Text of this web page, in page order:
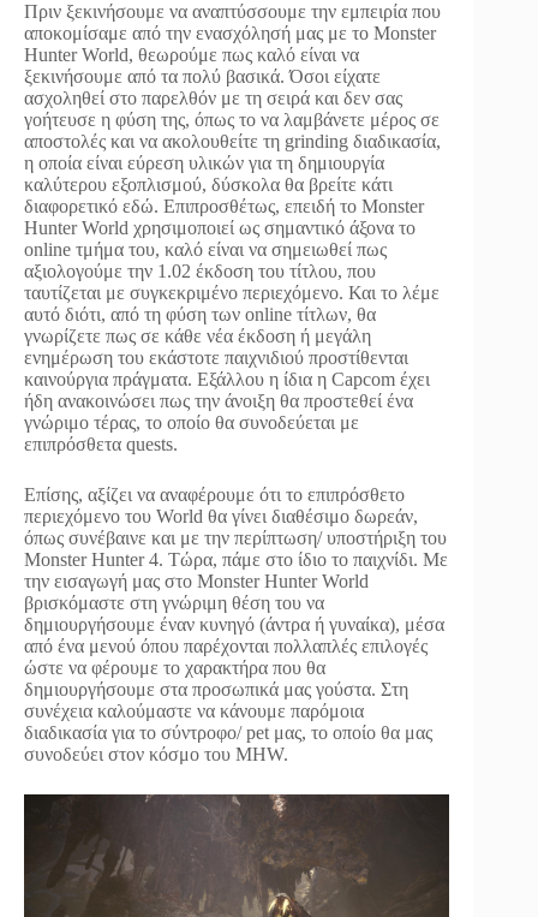
Πριν ξεκινήσουμε να αναπτύσσουμε την εμπειρία που
αποκομίσαμε από την ενασχόλησή μας με το Monster
Hunter World, θεωρούμε πως καλό είναι να
ξεκινήσουμε από τα πολύ βασικά. Όσοι είχατε
ασχοληθεί στο παρελθόν με τη σειρά και δεν σας
γοήτευσε η φύση της, όπως το να λαμβάνετε μέρος σε
αποστολές και να ακολουθείτε τη grinding διαδικασία,
η οποία είναι εύρεση υλικών για τη δημιουργία
καλύτερου εξοπλισμού, δύσκολα θα βρείτε κάτι
διαφορετικό εδώ. Επιπροσθέτως, επειδή το Monster
Hunter World χρησιμοποιεί ως σημαντικό άξονα το
online τμήμα του, καλό είναι να σημειωθεί πως
αξιολογούμε την 1.02 έκδοση του τίτλου, που
ταυτίζεται με συγκεκριμένο περιεχόμενο. Και το λέμε
αυτό διότι, από τη φύση των online τίτλων, θα
γνωρίζετε πως σε κάθε νέα έκδοση ή μεγάλη
ενημέρωση του εκάστοτε παιχνιδιού προστίθενται
καινούργια πράγματα. Εξάλλου η ίδια η Capcom έχει
ήδη ανακοινώσει πως την άνοιξη θα προστεθεί ένα
γνώριμο τέρας, το οποίο θα συνοδεύεται με
επιπρόσθετα quests.
Επίσης, αξίζει να αναφέρουμε ότι το επιπρόσθετο
περιεχόμενο του World θα γίνει διαθέσιμο δωρεάν,
όπως συνέβαινε και με την περίπτωση/ υποστήριξη του
Monster Hunter 4. Τώρα, πάμε στο ίδιο το παιχνίδι. Με
την εισαγωγή μας στο Monster Hunter World
βρισκόμαστε στη γνώριμη θέση του να
δημιουργήσουμε έναν κυνηγό (άντρα ή γυναίκα), μέσα
από ένα μενού όπου παρέχονται πολλαπλές επιλογές
ώστε να φέρουμε το χαρακτήρα που θα
δημιουργήσουμε στα προσωπικά μας γούστα. Στη
συνέχεια καλούμαστε να κάνουμε παρόμοια
διαδικασία για το σύντροφο/ pet μας, το οποίο θα μας
συνοδεύει στον κόσμο του MHW.